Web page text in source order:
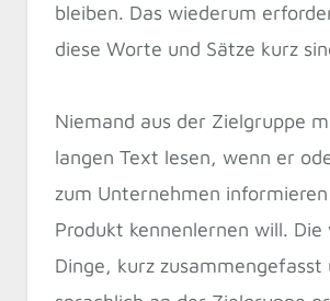
bleiben. Das wiederum
diese Worte und Sätze kurz
Niemand aus der Zielgruppe
langen Text lesen, wenn er
zum Unternehmen
Produkt kennenlernen will.
Dinge, kurz zusammengefasst